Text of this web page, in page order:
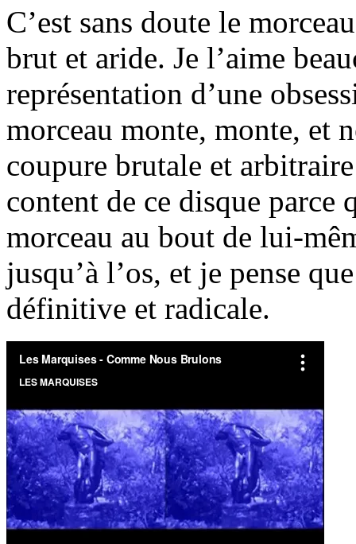
C’est sans doute le
brut et aride. Je l’aime
représentation d’une
morceau monte, monte, et
coupure brutale et
content de ce disque parce
morceau au bout de lui-
jusqu’à l’os, et je pense
définitive et radicale.